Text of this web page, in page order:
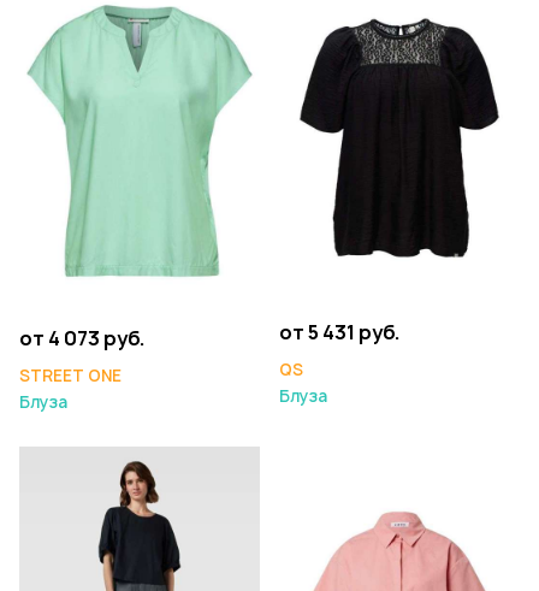
от 4 073 руб.
STREET ONE
Блуза
от 5 431 руб.
QS
Блуза